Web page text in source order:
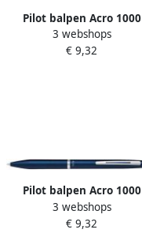
Pilot balpen Acro 1000
medium punt in giftbox
koraalroze
3 webshops
€ 9,32
Pilot balpen Acro 1000
medium punt in giftbox
blauw
3 webshops
€ 9,32